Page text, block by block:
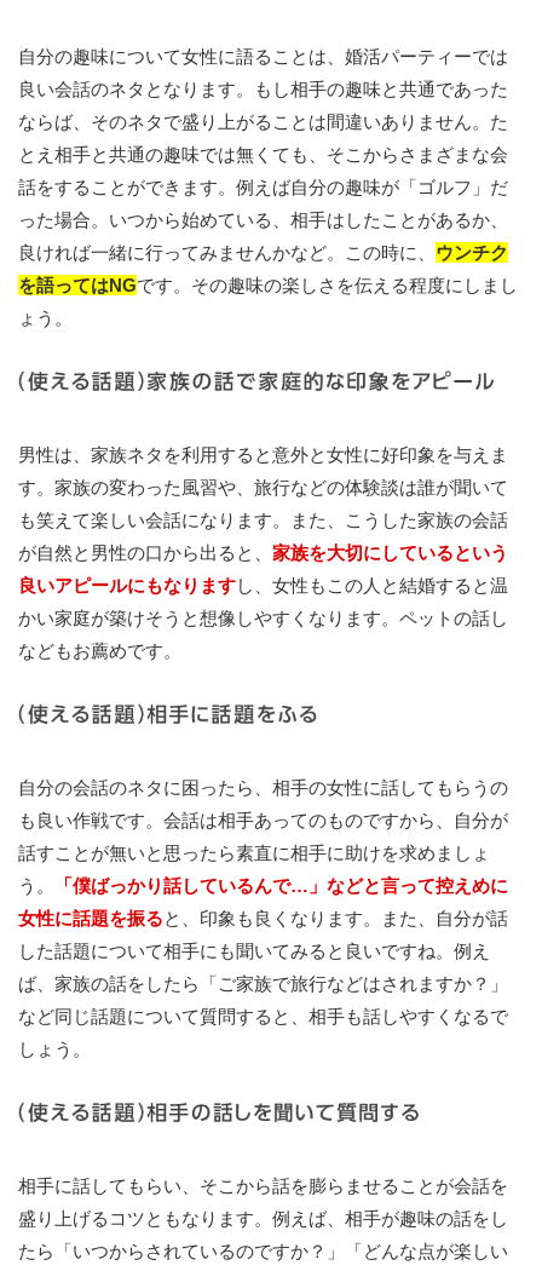
自分の趣味について女性に語ることは、婚活パーティーでは
良い会話のネタとなります。もし相手の趣味と共通であった
ならば、そのネタで盛り上がることは間違いありません。た
とえ相手と共通の趣味では無くても、そこからさまざまな会
話をすることができます。例えば自分の趣味が「ゴルフ」だ
った場合。いつから始めている、相手はしたことがあるか、
良ければ一緒に行ってみませんかなど。この時に、 ウンチク
を語ってはNGです。その趣味の楽しさを伝える程度にしまし
ょう。
男性は、家族ネタを利用すると意外と女性に好印象を与えま
す。家族の変わった風習や、旅行などの体験談は誰が聞いて
も笑えて楽しい会話になります。また、こうした家族の会話
が自然と男性の口から出ると、 家族を大切にしているという
良いアピールにもなりますし、女性もこの人と結婚すると温
かい家庭が築けそうと想像しやすくなります。ペットの話し
などもお薦めです。
自分の会話のネタに困ったら、相手の女性に話してもらうの
も良い作戦です。会話は相手あってのものですから、自分が
話すことが無いと思ったら素直に相手に助けを求めましょ
う。
「僕ばっかり話しているんで…」などと言って控えめに
女性に話題を振ると、印象も良くなります。また、自分が話
した話題について相手にも聞いてみると良いですね。例え
ば、家族の話をしたら「ご家族で旅行などはされますか？」
など同じ話題について質問すると、相手も話しやすくなるで
しょう。
相手に話してもらい、そこから話を膨らませることが会話を
盛り上げるコツともなります。例えば、相手が趣味の話をし
たら「いつからされているのですか？」「どんな点が楽しい